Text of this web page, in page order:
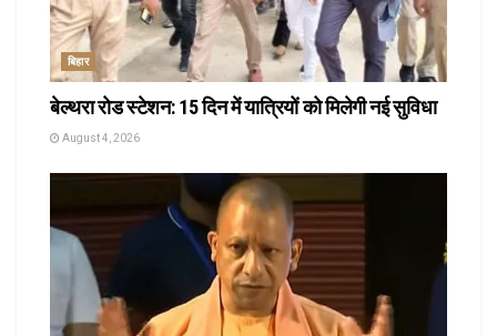
बिहार
बेल्थरा रोड स्टेशन: 15 दिन में यात्रियों को मिलेगी नई सुविधा
August 4, 2026